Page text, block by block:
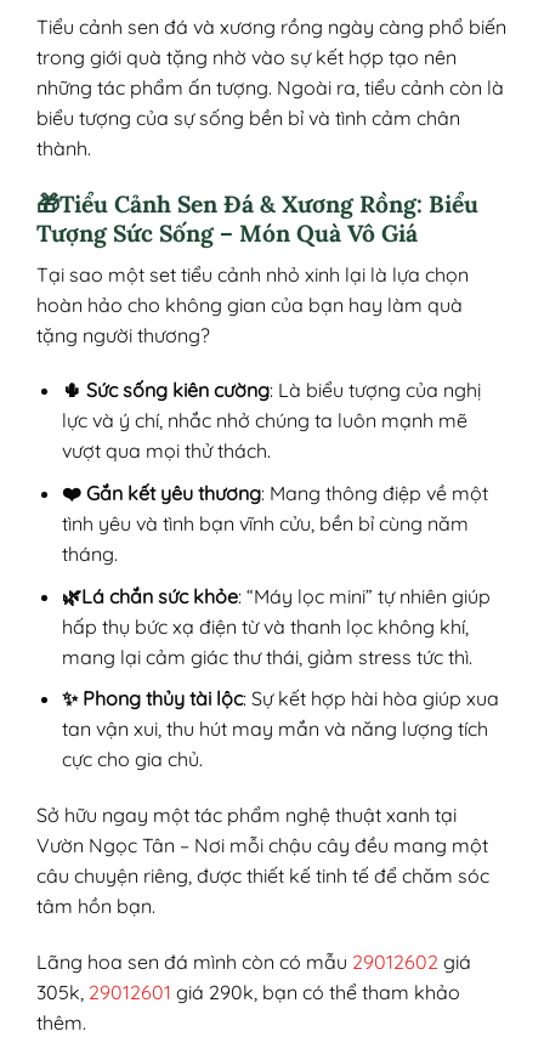
Tiểu cảnh sen đá và xương rồng ngày càng phổ biến
trong giới quà tặng nhờ vào sự kết hợp tạo nên
những tác phẩm ấn tượng. Ngoài ra, tiểu cảnh còn là
biểu tượng của sự sống bền bỉ và tình cảm chân
thành.
🎁Tiểu Cảnh Sen Đá & Xương Rồng: Biểu
Tượng Sức Sống – Món Quà Vô Giá
Tại sao một set tiểu cảnh nhỏ xinh lại là lựa chọn
hoàn hảo cho không gian của bạn hay làm quà
tặng người thương?
🌵 Sức sống kiên cường: Là biểu tượng của nghị
lực và ý chí, nhắc nhở chúng ta luôn mạnh mẽ
vượt qua mọi thử thách.
❤️ Gắn kết yêu thương: Mang thông điệp về một
tình yêu và tình bạn vĩnh cửu, bền bỉ cùng năm
tháng.
🌿Lá chắn sức khỏe: “Máy lọc mini” tự nhiên giúp
hấp thụ bức xạ điện từ và thanh lọc không khí,
mang lại cảm giác thư thái, giảm stress tức thì.
✨ Phong thủy tài lộc: Sự kết hợp hài hòa giúp xua
tan vận xui, thu hút may mắn và năng lượng tích
cực cho gia chủ.
Sở hữu ngay một tác phẩm nghệ thuật xanh tại
Vườn Ngọc Tân – Nơi mỗi chậu cây đều mang một
câu chuyện riêng, được thiết kế tinh tế để chăm sóc
tâm hồn bạn.
Lãng hoa sen đá mình còn có mẫu 29012602 giá
305k, 29012601 giá 290k, bạn có thể tham khảo
thêm.